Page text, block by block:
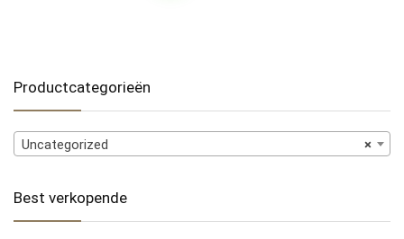
Productcategorieën
×
Uncategorized
Best verkopende